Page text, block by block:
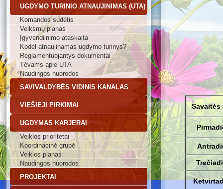
UGDYMO TURINIO ATNAUJINIMAS (UTA)
Komandos sudėtis
Veiksmų planas
Įgyvendiinimo ataskaita
Kodėl atnaujinamas ugdymo turinys?
Reglamentuojantys dokumentai
Tėvams apie UTA
Naudingos nuorodos
SAVIVALDYBĖS VIDINIS KANALAS
VIEŠIEJI PIRKIMAI
UGDYMAS KARJERAI
Veiklos prioritetai
Koordinacinė grupė
Veiklos planas
Naudingos nuorodos
PROJEKTAI
Savaitės